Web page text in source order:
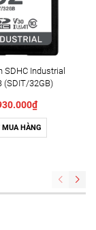
SDHC Industrial
(SDIT/32GB)
MUA HÀNG